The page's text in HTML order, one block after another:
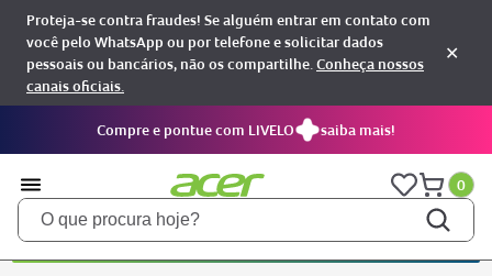
Proteja-se contra fraudes! Se alguém entrar em contato com
você pelo WhatsApp ou por telefone e solicitar dados
pessoais ou bancários, não os compartilhe. Conheça nossos
canais oficiais.
✕
Compre e pontue com LIVELO saiba mais!
0
O que procura hoje?
TERMOS MAIS BUSCADOS